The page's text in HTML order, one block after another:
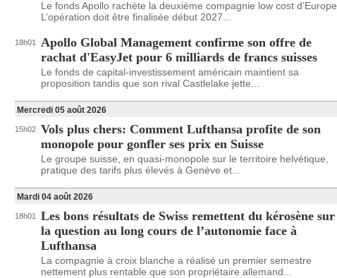
Le fonds Apollo rachète la deuxième compagnie low cost d’Europe.
L’opération doit être finalisée début 2027...
18h01
Apollo Global Management confirme son offre de
rachat d'EasyJet pour 6 milliards de francs suisses
Le fonds de capital-investissement américain maintient sa
proposition tandis que son rival Castlelake jette...
Mercredi 05 août 2026
15h02 Vols plus chers: Comment Lufthansa profite de son
monopole pour gonfler ses prix en Suisse
Le groupe suisse, en quasi-monopole sur le territoire helvétique,
pratique des tarifs plus élevés à Genève et...
Mardi 04 août 2026
18h01
Les bons résultats de Swiss remettent du kérosène sur
la question au long cours de l’autonomie face à
Lufthansa
La compagnie à croix blanche a réalisé un premier semestre
nettement plus rentable que son propriétaire allemand...